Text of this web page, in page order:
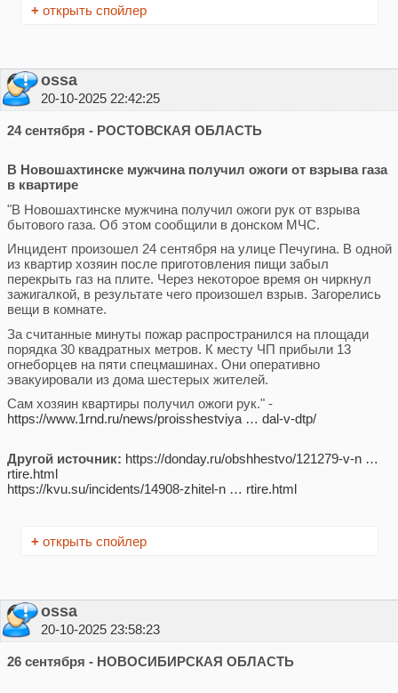
+открыть спойлер
ossa
20-10-2025 22:42:25
24 сентября - РОСТОВСКАЯ ОБЛАСТЬ
В Новошахтинске мужчина получил ожоги от взрыва газа
в квартире
"В Новошахтинске мужчина получил ожоги рук от взрыва
бытового газа. Об этом сообщили в донском МЧС.
Инцидент произошел 24 сентября на улице Печугина. В одной
из квартир хозяин после приготовления пищи забыл
перекрыть газ на плите. Через некоторое время он чиркнул
зажигалкой, в результате чего произошел взрыв. Загорелись
вещи в комнате.
За считанные минуты пожар распространился на площади
порядка 30 квадратных метров. К месту ЧП прибыли 13
огнеборцев на пяти спецмашинах. Они оперативно
эвакуировали из дома шестерых жителей.
Сам хозяин квартиры получил ожоги рук." -
https://www.1rnd.ru/news/proisshestviya … dal-v-dtp/
Другой источник: https://donday.ru/obshhestvo/121279-v-n …
rtire.html
https://kvu.su/incidents/14908-zhitel-n … rtire.html
+открыть спойлер
ossa
20-10-2025 23:58:23
26 сентября - НОВОСИБИРСКАЯ ОБЛАСТЬ